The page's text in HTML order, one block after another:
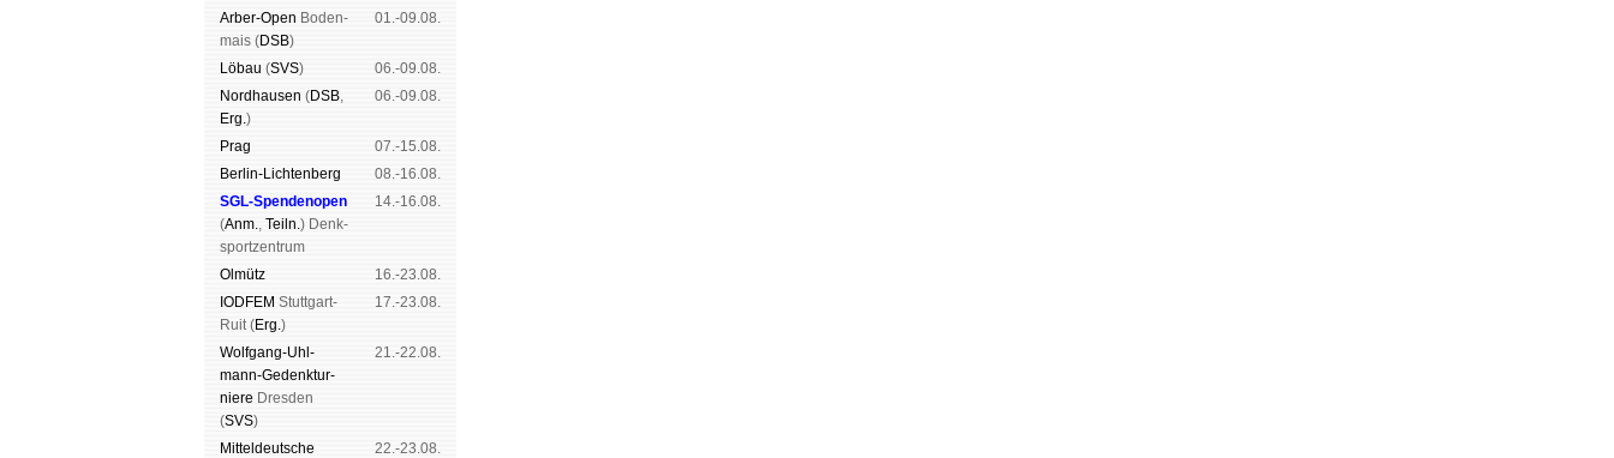
Arber-Open Boden­
mais (DSB)
01.-09.08.
Lö­bau (SVS)
06.-09.08.
Nord­hau­sen (DSB,
Erg.)
06.-09.08.
Prag
07.-15.08.
Berlin-Lich­ten­berg
08.-16.08.
SGL-Spenden­open
(Anm., Teiln.) Denk­
sport­zen­trum
14.-16.08.
Ol­mütz
16.-23.08.
IODFEM Stutt­gart-
Ruit (Erg.)
17.-23.08.
Wolf­gang-Uhl­
mann-Ge­denk­tur­
niere Dres­den
(SVS)
21.-22.08.
Mit­tel­deu­tsche 22.-23.08.